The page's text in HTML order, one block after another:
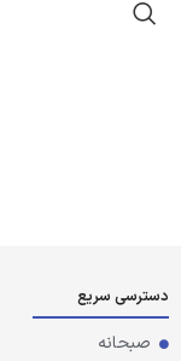
دسترسی سریع
صبحانه